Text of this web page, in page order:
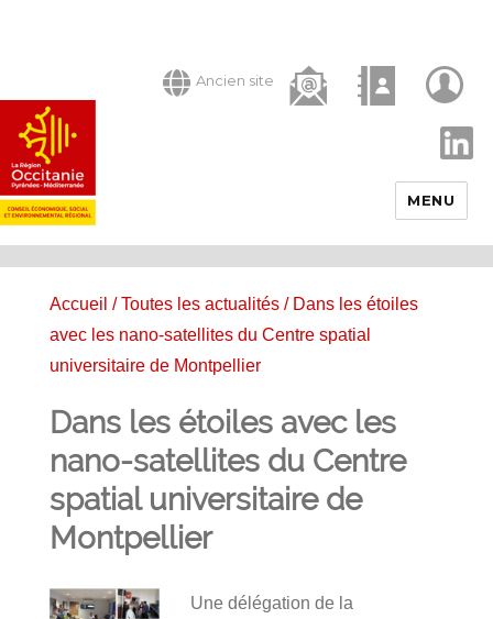
Ancien site
MENU
Accueil /Toutes les actualités/ Dans les étoiles
avec les nano-satellites du Centre spatial
universitaire de Montpellier
Dans les étoiles avec les
nano-satellites du Centre
spatial universitaire de
Montpellier
Une délégation de la